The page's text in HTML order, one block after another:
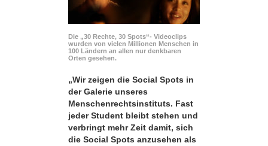
Die „30 Rechte, 30 Spots“- Videoclips
wurden von vielen Millionen Menschen in
100 Ländern an allen nur denkbaren
Orten gesehen.
„Wir zeigen die Social Spots in
der Galerie unseres
Menschenrechtsinstituts. Fast
jeder Student bleibt stehen und
verbringt mehr Zeit damit, sich
die Social Spots anzusehen als